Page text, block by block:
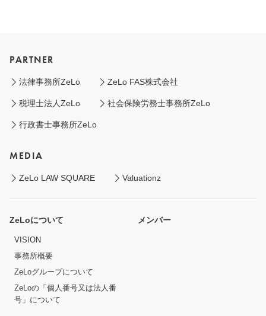
PARTNER
法律事務所ZeLo ZeLo FAS株式会社
税理士法人ZeLo 社会保険労務士事務所ZeLo
行政書士事務所ZeLo
MEDIA
ZeLo LAW SQUARE Valuationz
ZeLoについて
VISION
事務所概要
ZeLoグループについて
ZeLoの「個人番号又は法人番
号」について
メンバー